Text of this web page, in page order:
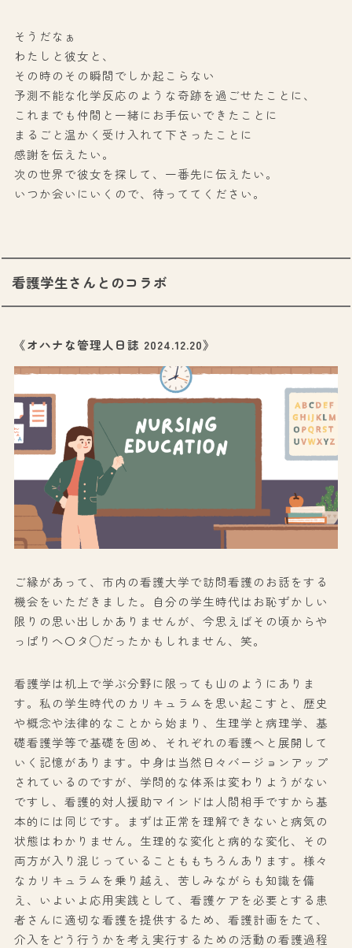
そうだなぁ
わたしと彼女と、
その時のその瞬間でしか起こらない
予測不能な化学反応のような奇跡を過ごせたことに、
これまでも仲間と一緒にお手伝いできたことに
まるごと温かく受け入れて下さったことに
感謝を伝えたい。
次の世界で彼女を探して、一番先に伝えたい。
いつか会いにいくので、待っててください。
看護学生さんとのコラボ
《オハナな管理人日誌 2024.12.20》
ご縁があって、市内の看護大学で訪問看護のお話をする
機会をいただきました。自分の学生時代はお恥ずかしい
限りの思い出しかありませんが、今思えばその頃からや
っぱりへ〇タ◯だったかもしれません、笑。
看護学は机上で学ぶ分野に限っても山のようにありま
す。私の学生時代のカリキュラムを思い起こすと、歴史
や概念や法律的なことから始まり、生理学と病理学、基
礎看護学等で基礎を固め、それぞれの看護へと展開して
いく記憶があります。中身は当然日々バージョンアップ
されているのですが、学問的な体系は変わりようがない
ですし、看護的対人援助マインドは人間相手ですから基
本的には同じです。まずは正常を理解できないと病気の
状態はわかりません。生理的な変化と病的な変化、その
両方が入り混じっていることももちろんあります。様々
なカリキュラムを乗り越え、苦しみながらも知識を備
え、いよいよ応用実践として、看護ケアを必要とする患
者さんに適切な看護を提供するため、看護計画をたて、
介入をどう行うかを考え実行するための活動の看護過程